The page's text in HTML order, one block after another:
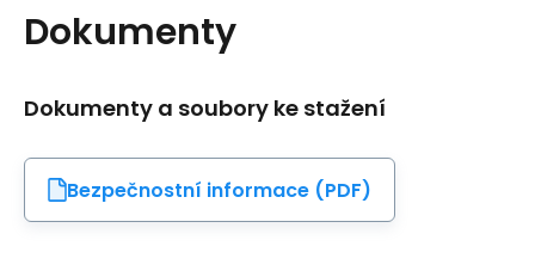
Dokumenty
Dokumenty a soubory ke stažení
Bezpečnostní informace (PDF)